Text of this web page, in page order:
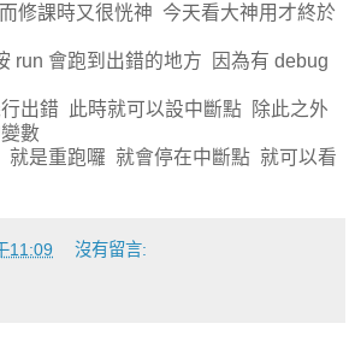
修課時又很恍神 今天看大神用才終於
run 會跑到出錯的地方 因為有 debug
出錯 此時就可以設中斷點 除此之外
數
是重跑囉 就會停在中斷點 就可以看
11:09 沒有留言: